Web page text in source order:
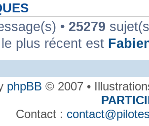
• 25279
plus récent est
phpBB © 2007 •
Contact :